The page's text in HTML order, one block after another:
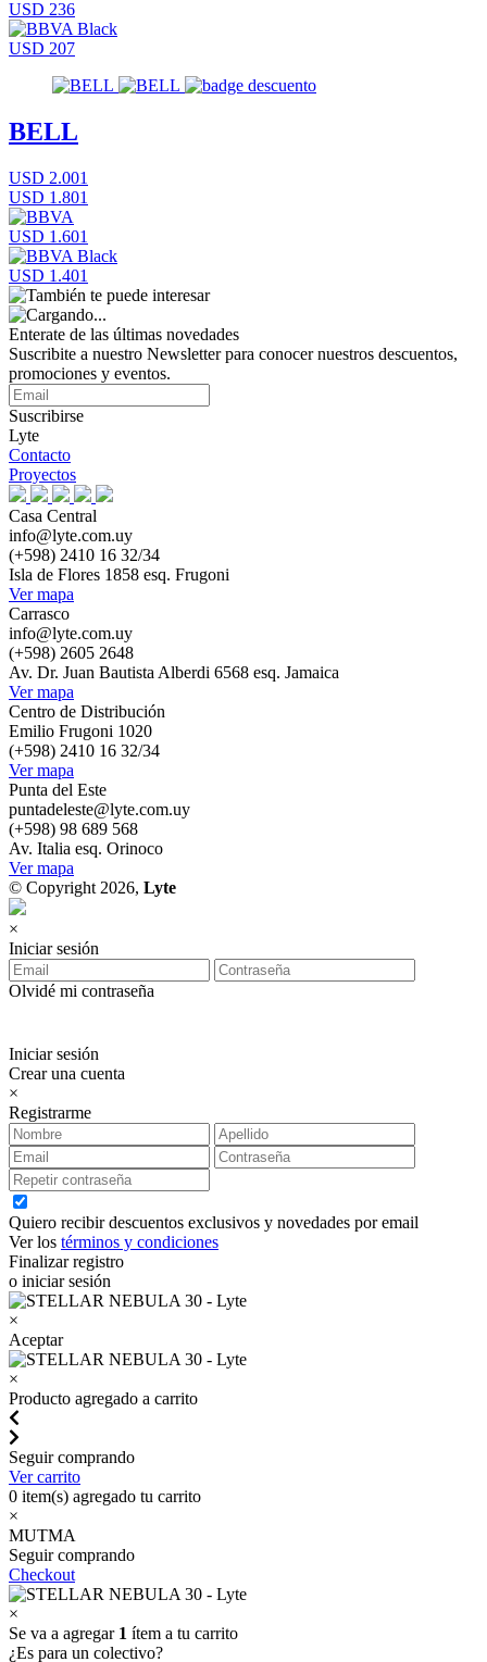
USD 236
USD 207
BELL
USD 2.001
USD 1.801
USD 1.601
USD 1.401
Enterate de las últimas novedades
Suscribite a nuestro Newsletter para conocer nuestros descuentos,
promociones y eventos.
Suscribirse
Lyte
Contacto
Proyectos
Casa Central
info@lyte.com.uy
(+598) 2410 16 32/34
Isla de Flores 1858 esq. Frugoni
Ver mapa
Carrasco
info@lyte.com.uy
(+598) 2605 2648
Av. Dr. Juan Bautista Alberdi 6568 esq. Jamaica
Ver mapa
Centro de Distribución
Emilio Frugoni 1020
(+598) 2410 16 32/34
Ver mapa
Punta del Este
puntadeleste@lyte.com.uy
(+598) 98 689 568
Av. Italia esq. Orinoco
Ver mapa
© Copyright 2026, Lyte
×
Iniciar sesión
Olvidé mi contraseña
Iniciar sesión
Crear una cuenta
×
Registrarme
Quiero recibir descuentos exclusivos y novedades por email
Ver los términos y condiciones
Finalizar registro
o iniciar sesión
×
Aceptar
×
Producto agregado a carrito
Seguir comprando
Ver carrito
0 item(s) agregado tu carrito
×
MUTMA
Seguir comprando
Checkout
×
Se va a agregar 1 ítem a tu carrito
¿Es para un colectivo?